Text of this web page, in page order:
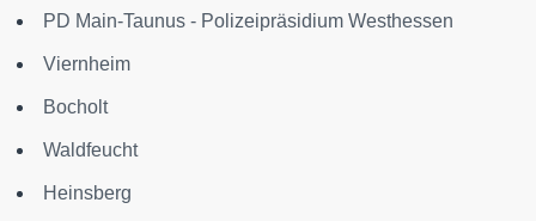
PD Main-Taunus - Polizeipräsidium Westhessen
Viernheim
Bocholt
Waldfeucht
Heinsberg